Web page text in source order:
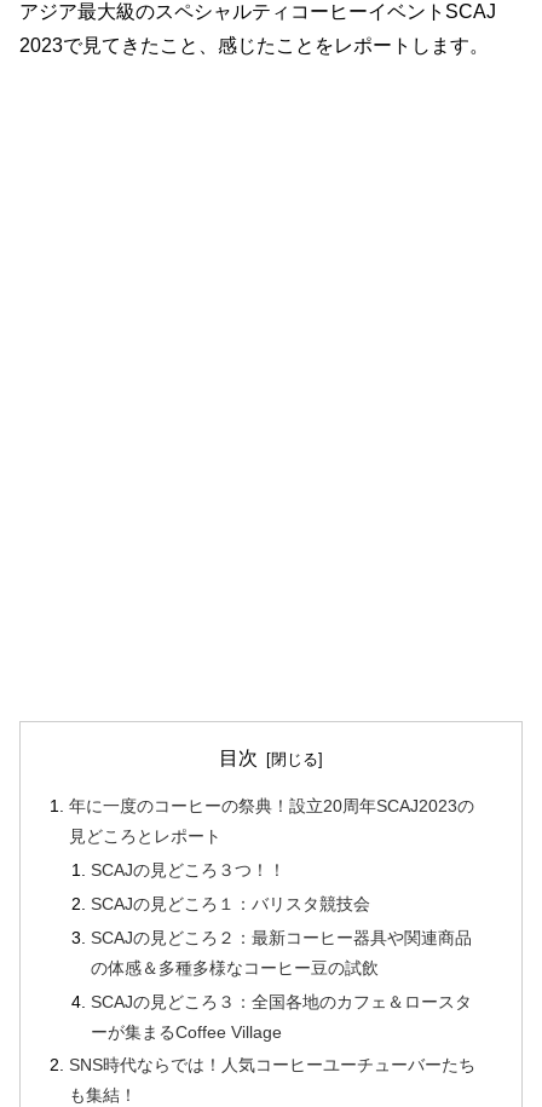
アジア最大級のスペシャルティコーヒーイベントSCAJ
2023で見てきたこと、感じたことをレポートします。
目次
年に一度のコーヒーの祭典！設立20周年SCAJ2023の
見どころとレポート
SCAJの見どころ３つ！！
SCAJの見どころ１：バリスタ競技会
SCAJの見どころ２：最新コーヒー器具や関連商品
の体感＆多種多様なコーヒー豆の試飲
SCAJの見どころ３：全国各地のカフェ＆ロースタ
ーが集まるCoffee Village
SNS時代ならでは！人気コーヒーユーチューバーたち
も集結！